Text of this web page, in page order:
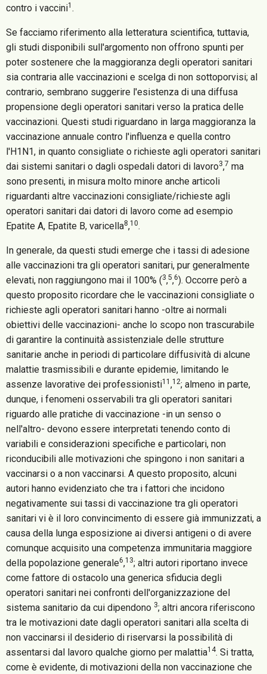
contro i vaccini1 .
Se facciamo riferimento alla letteratura scientifica, tuttavia,
gli studi disponibili sull'argomento non offrono spunti per
poter sostenere che la maggioranza degli operatori sanitari
sia contraria alle vaccinazioni e scelga di non sottoporvisi; al
contrario, sembrano suggerire l'esistenza di una diffusa
propensione degli operatori sanitari verso la pratica delle
vaccinazioni. Questi studi riguardano in larga maggioranza la
vaccinazione annuale contro l'influenza e quella contro
l'H1N1, in quanto consigliate o richieste agli operatori sanitari
dai sistemi sanitari o dagli ospedali datori di lavoro3,7 ma
sono presenti, in misura molto minore anche articoli
riguardanti altre vaccinazioni consigliate/richieste agli
operatori sanitari dai datori di lavoro come ad esempio
Epatite A, Epatite B, varicella8,10.
In generale, da questi studi emerge che i tassi di adesione
alle vaccinazioni tra gli operatori sanitari, pur generalmente
elevati, non raggiungono mai il 100% (3,5,6). Occorre però a
questo proposito ricordare che le vaccinazioni consigliate o
richieste agli operatori sanitari hanno -oltre ai normali
obiettivi delle vaccinazioni- anche lo scopo non trascurabile
di garantire la continuità assistenziale delle strutture
sanitarie anche in periodi di particolare diffusività di alcune
malattie trasmissibili e durante epidemie, limitando le
assenze lavorative dei professionisti11 ,12; almeno in parte,
dunque, i fenomeni osservabili tra gli operatori sanitari
riguardo alle pratiche di vaccinazione -in un senso o
nell'altro- devono essere interpretati tenendo conto di
variabili e considerazioni specifiche e particolari, non
riconducibili alle motivazioni che spingono i non sanitari a
vaccinarsi o a non vaccinarsi. A questo proposito, alcuni
autori hanno evidenziato che tra i fattori che incidono
negativamente sui tassi di vaccinazione tra gli operatori
sanitari vi è il loro convincimento di essere già immunizzati, a
causa della lunga esposizione ai diversi antigeni o di avere
comunque acquisito una competenza immunitaria maggiore
della popolazione generale6,13; altri autori riportano invece
come fattore di ostacolo una generica sfiducia degli
operatori sanitari nei confronti dell'organizzazione del
sistema sanitario da cui dipendono 3; altri ancora riferiscono
tra le motivazioni date dagli operatori sanitari alla scelta di
non vaccinarsi il desiderio di riservarsi la possibilità di
assentarsi dal lavoro qualche giorno per malattia14. Si tratta,
come è evidente, di motivazioni della non vaccinazione che